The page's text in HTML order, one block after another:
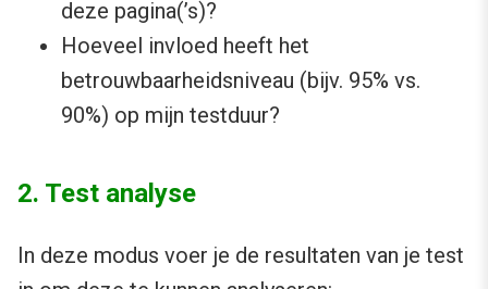
deze pagina(’s)?
Hoeveel invloed heeft het
betrouwbaarheidsniveau (bijv. 95% vs.
90%) op mijn testduur?
2. Test analyse
In deze modus voer je de resultaten van je test